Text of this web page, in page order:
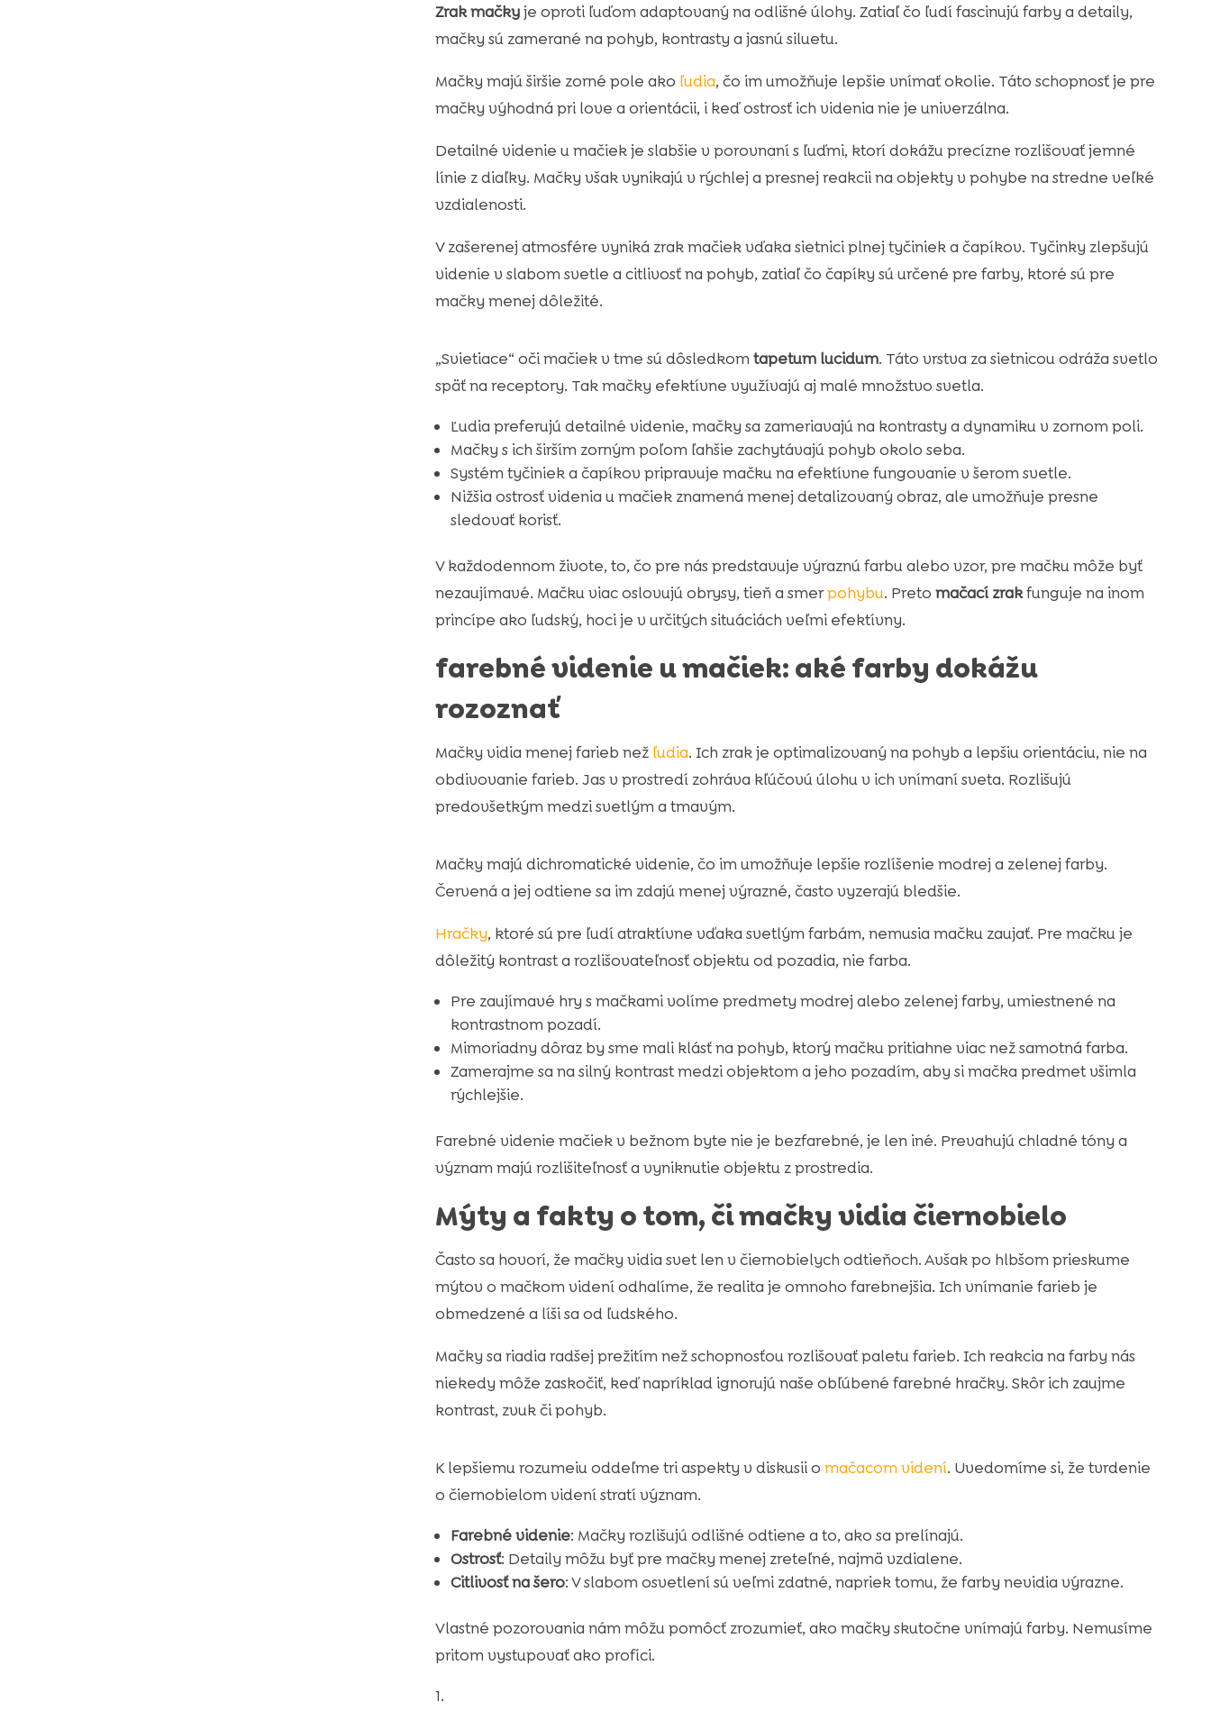
Zrak mačkyje oproti ľuďom adaptovaný na odlišné úlohy. Zatiaľ čo ľudí fascinujú farby a detaily,
mačky sú zamerané na pohyb, kontrasty a jasnú siluetu.
Mačky majú širšie zorné pole ako ľudia, čo im umožňuje lepšie vnímať okolie. Táto schopnosť je pre
mačky výhodná pri love a orientácii, i keď ostrosť ich videnia nie je univerzálna.
Detailné videnie u mačiek je slabšie v porovnaní s ľuďmi, ktorí dokážu precízne rozlišovať jemné
línie z diaľky. Mačky však vynikajú v rýchlej a presnej reakcii na objekty v pohybe na stredne veľké
vzdialenosti.
V zašerenej atmosfére vyniká zrak mačiek vďaka sietnici plnej tyčiniek a čapíkov. Tyčinky zlepšujú
videnie v slabom svetle a citlivosť na pohyb, zatiaľ čo čapíky sú určené pre farby, ktoré sú pre
mačky menej dôležité.
„Svietiace“ oči mačiek v tme sú dôsledkom tapetum lucidum. Táto vrstva za sietnicou odráža svetlo
späť na receptory. Tak mačky efektívne využívajú aj malé množstvo svetla.
Ľudia preferujú detailné videnie, mačky sa zameriavajú na kontrasty a dynamiku v zornom poli.
Mačky s ich širším zorným poľom ľahšie zachytávajú pohyb okolo seba.
Systém tyčiniek a čapíkov pripravuje mačku na efektívne fungovanie v šerom svetle.
Nižšia ostrosť videnia u mačiek znamená menej detalizovaný obraz, ale umožňuje presne
sledovať korisť.
V každodennom živote, to, čo pre nás predstavuje výraznú farbu alebo vzor, pre mačku môže byť
nezaujímavé. Mačku viac oslovujú obrysy, tieň a smerpohybu. Preto mačací zrakfunguje na inom
princípe ako ľudský, hoci je v určitých situáciách veľmi efektívny.
farebné videnie u mačiek: aké farby dokážu
rozoznať
Mačky vidia menej farieb než ľudia. Ich zrak je optimalizovaný na pohyb a lepšiu orientáciu, nie na
obdivovanie farieb. Jas v prostredí zohráva kľúčovú úlohu v ich vnímaní sveta. Rozlišujú
predovšetkým medzi svetlým a tmavým.
Mačky majú dichromatické videnie, čo im umožňuje lepšie rozlíšenie modrej a zelenej farby.
Červená a jej odtiene sa im zdajú menej výrazné, často vyzerajú bledšie.
Hračky, ktoré sú pre ľudí atraktívne vďaka svetlým farbám, nemusia mačku zaujať. Pre mačku je
dôležitý kontrast a rozlišovateľnosť objektu od pozadia, nie farba.
Pre zaujímavé hry s mačkami volíme predmety modrej alebo zelenej farby, umiestnené na
kontrastnom pozadí.
Mimoriadny dôraz by sme mali klásť na pohyb, ktorý mačku pritiahne viac než samotná farba.
Zamerajme sa na silný kontrast medzi objektom a jeho pozadím, aby si mačka predmet všimla
rýchlejšie.
Farebné videnie mačiek v bežnom byte nie je bezfarebné, je len iné. Prevahujú chladné tóny a
význam majú rozlišiteľnosť a vyniknutie objektu z prostredia.
Mýty a fakty o tom, či mačky vidia čiernobielo
Často sa hovorí, že mačky vidia svet len v čiernobielych odtieňoch. Avšak po hlbšom prieskume
mýtov o mačkom videní odhalíme, že realita je omnoho farebnejšia. Ich vnímanie farieb je
obmedzené a líši sa od ľudského.
Mačky sa riadia radšej prežitím než schopnosťou rozlišovať paletu farieb. Ich reakcia na farby nás
niekedy môže zaskočiť, keď napríklad ignorujú naše obľúbené farebné hračky. Skôr ich zaujme
kontrast, zvuk či pohyb.
K lepšiemu rozumeiu oddeľme tri aspekty v diskusii o mačacom videní. Uvedomíme si, že tvrdenie
o čiernobielom videní stratí význam.
Farebné videnie: Mačky rozlišujú odlišné odtiene a to, ako sa prelínajú.
Ostrosť: Detaily môžu byť pre mačky menej zreteľné, najmä vzdialene.
Citlivosť na šero: V slabom osvetlení sú veľmi zdatné, napriek tomu, že farby nevidia výrazne.
Vlastné pozorovania nám môžu pomôcť zrozumieť, ako mačky skutočne vnímajú farby. Nemusíme
pritom vystupovať ako profíci.